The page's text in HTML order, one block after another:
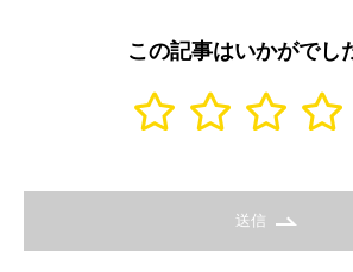
この記事はいかがでし
送信